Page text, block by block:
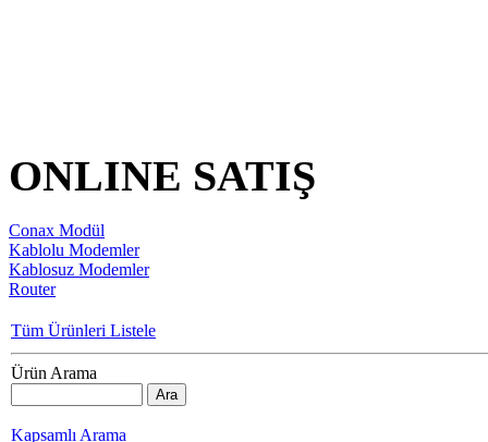
ONLINE SATIŞ
Conax Modül
Kablolu Modemler
Kablosuz Modemler
Router
Tüm Ürünleri Listele
Ürün Arama
Kapsamlı Arama